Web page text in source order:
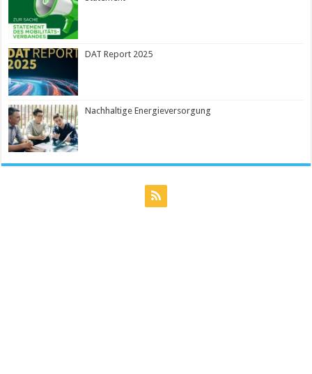
DAT Report 2025
Nachhaltige Energieversorgung